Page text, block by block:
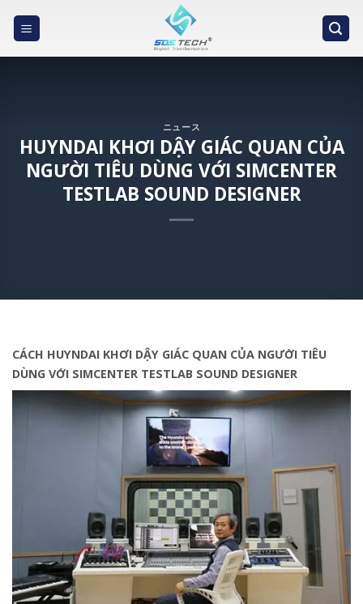
ニュース
HUYNDAI KHƠI DẬY GIÁC QUAN CỦA
NGƯỜI TIÊU DÙNG VỚI SIMCENTER
TESTLAB SOUND DESIGNER
CÁCH HUYNDAI KHƠI DẬY GIÁC QUAN CỦA NGƯỜI TIÊU
DÙNG VỚI SIMCENTER TESTLAB SOUND DESIGNER